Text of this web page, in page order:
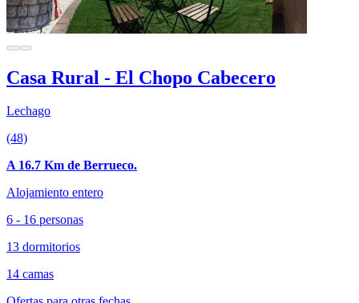
Casa Rural - El Chopo Cabecero
Lechago
(48)
A 16.7 Km de Berrueco.
Alojamiento entero
6 - 16 personas
13 dormitorios
14 camas